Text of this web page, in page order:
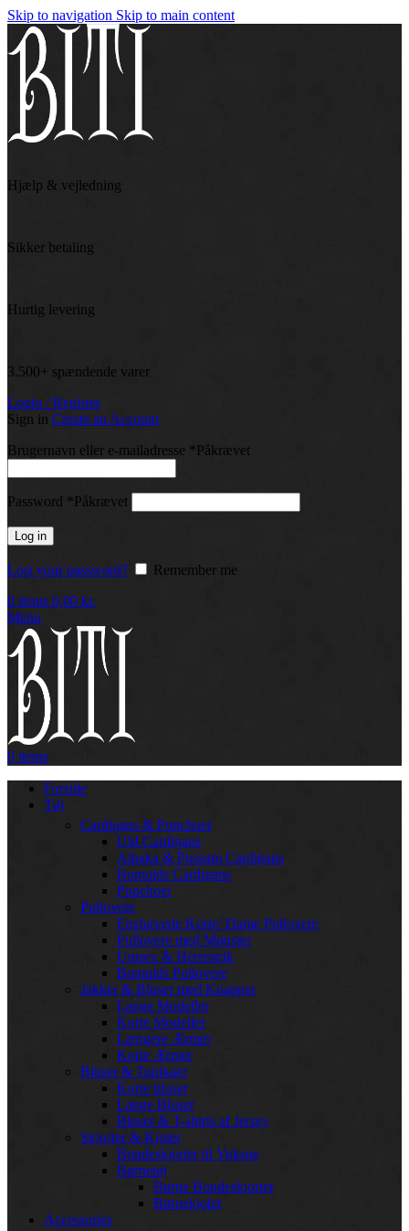
Skip to navigation Skip to main content
Hjælp & vejledning
Sikker betaling
Hurtig levering
3.500+ spændende varer
Login / Register
Sign in Create an Account
Brugernavn eller e-mailadresse * Påkrævet
Password * Påkrævet
Log in
Lost your password?
Remember me
0 items 0,00 kr.
Menu
0 items
Forside
Tøj
Cardigans & Ponchoer
Uld Cardigans
Alpaka & Possum Cardigans
Bomulds Cardigans
Ponchoer
Pullovere
Ensfarvede Korte/ Dame Pullovere
Pullovere med Mønster
Unisex & Herrestrik
Bomulds Pullovere
Jakker & Bluser med Knapper
Lange Modeller
Korte Modeller
Længere Ærmer
Korte Ærmer
Bluser & Tunikaer
Korte bluser
Lange Bluser
Bluser & T-shirts af Jersey
Skjorter & Kjoler
Bondeskjorter til Voksne
Børnetøj
Børne Bondeskjorter
Børnekjoler
Accessories